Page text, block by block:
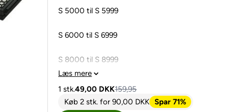
S 5000 til S 5999
S 6000 til S 6999
S 8000 til S 8999
• C2
Læs mere
1 stk.49,00 DKK159,95
Køb 2 stk. for90,00 DKK Spar 71%